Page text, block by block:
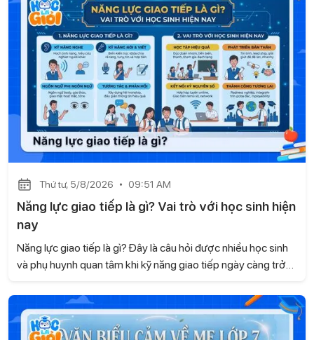
Thứ tư, 5/8/2026 09:51 AM
Năng lực giao tiếp là gì? Vai trò với học sinh hiện
nay
Năng lực giao tiếp là gì? Đây là câu hỏi được nhiều học sinh
và phụ huynh quan tâm khi kỹ năng giao tiếp ngày càng trở
các em tự tin khi trao đổi, giao tiếp còn góp phần xây dựng
các mối quan hệ tốt đẹp và phát triển nhiều kỹ năng cần
thiết. Hãy cùng Học là Giỏi tìm hiểu trong bài viết dưới đây.